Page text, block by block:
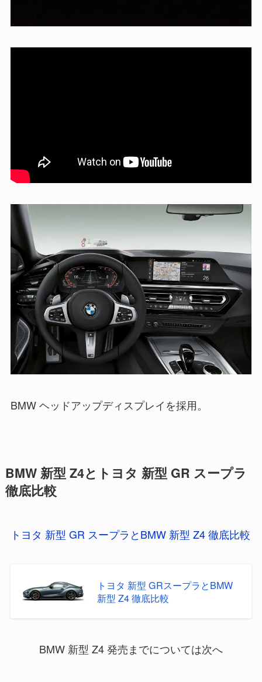
BMW ヘッドアップディスプレイを採用。
BMW 新型 Z4とトヨタ 新型 GR スープラ
徹底比較
トヨタ 新型 GR スープラとBMW 新型 Z4 徹底比較
トヨタ 新型 GRスープラとBMW
新型 Z4 徹底比較
BMW 新型 Z4 発売までについては次へ